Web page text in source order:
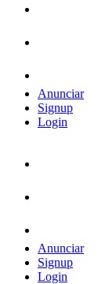
Anunciar
Signup
Login
Anunciar
Signup
Login